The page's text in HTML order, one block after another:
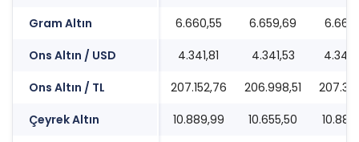
Gram Altın
6.660,55 6.659,69
Ons Altın / USD
4.341,81 4.341,53
Ons Altın / TL
207.152,76 206.998,51
Çeyrek Altın
10.889,99 10.655,50